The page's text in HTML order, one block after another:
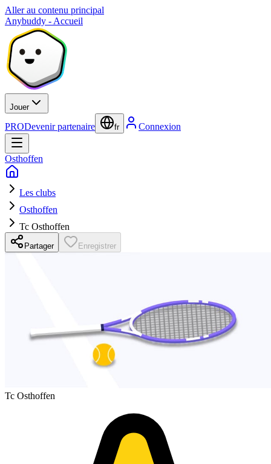
Aller au contenu principal
Anybuddy - Accueil
Jouer
PRODevenir partenaire fr Connexion
Osthoffen
Les clubs
Osthoffen
Tc Osthoffen
Partager Enregistrer
Tc Osthoffen